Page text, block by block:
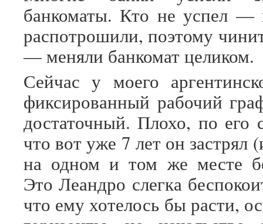
банкоматы. Кто не успел —
распотрошили, поэтому
— меняли банкомат целиком.
Сейчас у моего
фиксированный рабочий
достаточный. Плохо, по его
что вот уже 7 лет он застрял
на одном и том же месте
Это Леандро слегка
что ему хотелось бы расти,